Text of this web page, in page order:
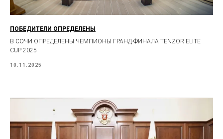
ПОБЕДИТЕЛИ ОПРЕДЕЛЕНЫ
В СОЧИ ОПРЕДЕЛЕНЫ ЧЕМПИОНЫ ГРАНД-ФИНАЛА TENZOR ELITE
CUP 2025
10.11.2025